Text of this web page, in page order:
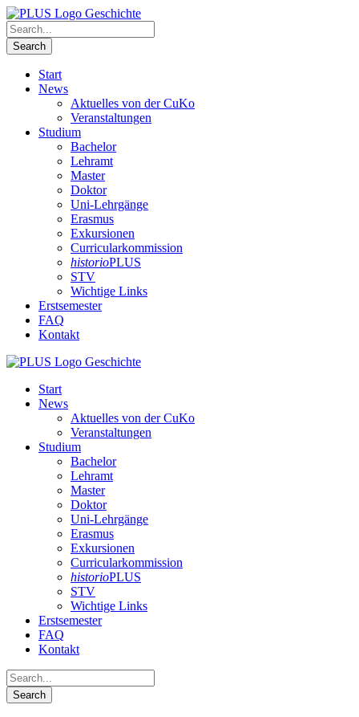
Start
News
Aktuelles von der CuKo
Veranstaltungen
Studium
Bachelor
Lehramt
Master
Doktor
Uni-Lehrgänge
Erasmus
Exkursionen
Curricularkommission
historioPLUS
STV
Wichtige Links
Erstsemester
FAQ
Kontakt
Start
News
Aktuelles von der CuKo
Veranstaltungen
Studium
Bachelor
Lehramt
Master
Doktor
Uni-Lehrgänge
Erasmus
Exkursionen
Curricularkommission
historioPLUS
STV
Wichtige Links
Erstsemester
FAQ
Kontakt